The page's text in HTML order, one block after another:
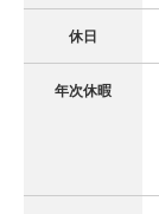
休日
年次休暇